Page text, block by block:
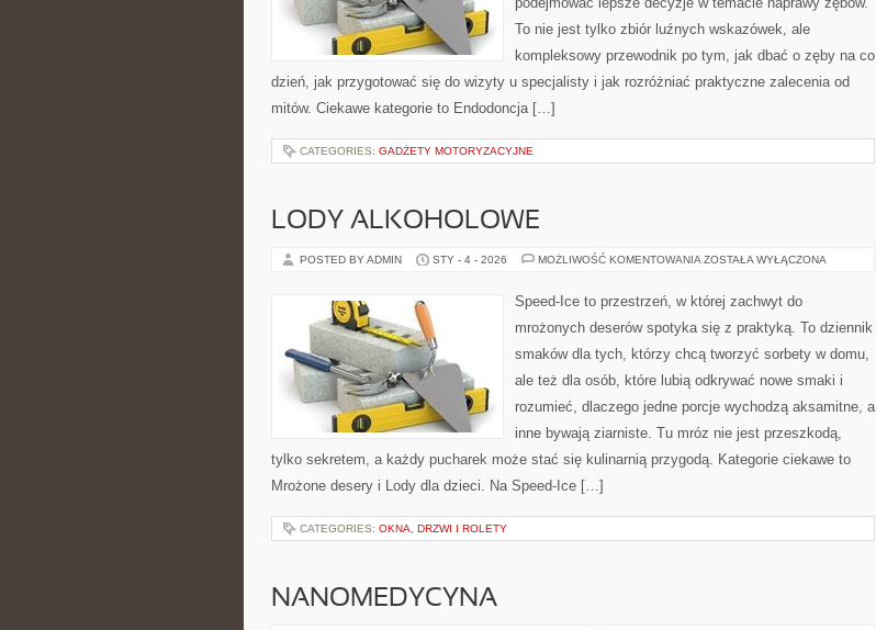
To nie jest tylko zbiór luźnych wskazówek, ale
kompleksowy przewodnik po tym, jak dbać o zęby na co
dzień, jak przygotować się do wizyty u specjalisty i jak rozróżniać praktyczne zalecenia od
mitów. Ciekawe kategorie to Endodoncja […]
CATEGORIES: GADŻETY MOTORYZACYJNE
LODY ALKOHOLOWE
POSTED BY ADMIN STY - 4 - 2026 MOŻLIWOŚĆ KOMENTOWANIA LODY
ZOSTAŁA WYŁĄCZONA
Speed-Ice to przestrzeń, w której zachwyt do
mrożonych deserów spotyka się z praktyką. To dziennik
smaków dla tych, którzy chcą tworzyć sorbety w domu,
ale też dla osób, które lubią odkrywać nowe smaki i
rozumieć, dlaczego jedne porcje wychodzą aksamitne, a
inne bywają ziarniste. Tu mróz nie jest przeszkodą,
tylko sekretem, a każdy pucharek może stać się kulinarnią przygodą. Kategorie ciekawe to
Mrożone desery i Lody dla dzieci. Na Speed-Ice […]
CATEGORIES: OKNA, DRZWI I ROLETY
NANOMEDYCYNA